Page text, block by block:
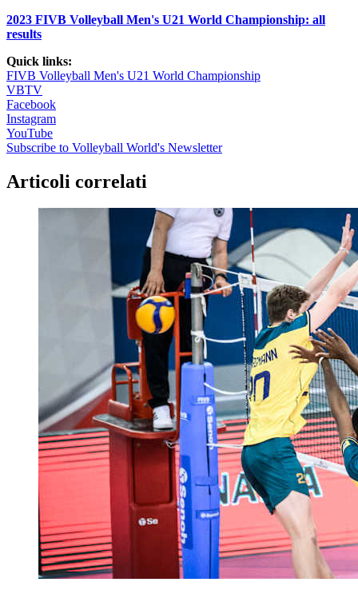
2023 FIVB Volleyball Men's U21 World Championship: all
results
Quick links:
FIVB Volleyball Men's U21 World Championship
VBTV
Facebook
Instagram
YouTube
Subscribe to Volleyball World's Newsletter
Articoli correlati